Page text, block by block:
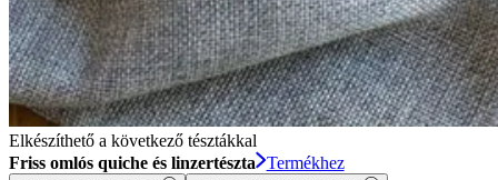
Elkészíthető a következő tésztákkal
Friss omlós quiche és linzertészta
Termékhez